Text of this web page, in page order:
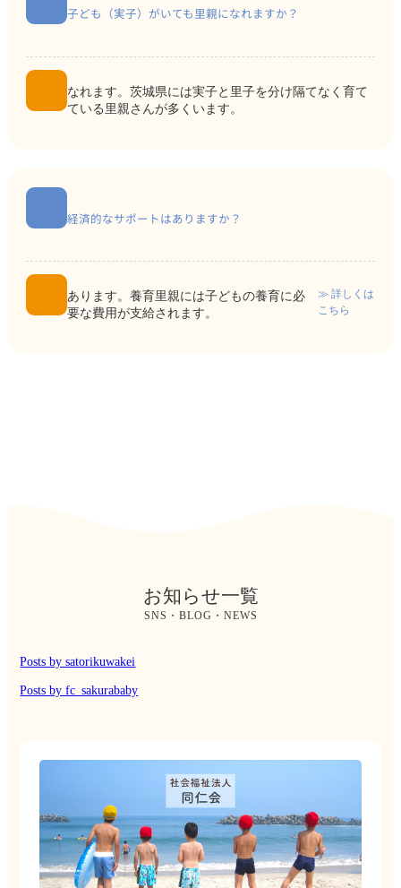
子ども（実子）がいても里親になれますか？
なれます。茨城県には実子と里子を分け隔てなく育て
ている里親さんが多くいます。
経済的なサポートはありますか？
あります。養育里親には子どもの養育に必
要な費用が支給されます。
≫ 詳しくは
こちら
お知らせ一覧
SNS・BLOG・NEWS
Posts by satorikuwakei
Posts by fc_sakurababy